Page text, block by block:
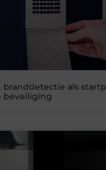
branddetectie als
beveiliging